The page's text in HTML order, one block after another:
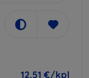
12,51 €/kpl